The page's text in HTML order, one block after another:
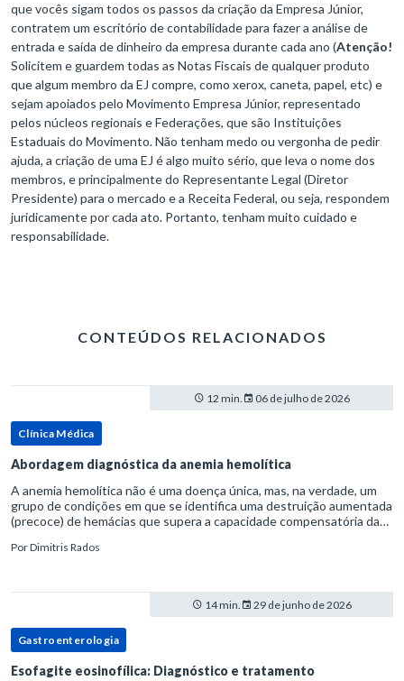
que vocês sigam todos os passos da criação da Empresa Júnior,
contratem um escritório de contabilidade para fazer a análise de
entrada e saída de dinheiro da empresa durante cada ano (Atenção!
Solicitem e guardem todas as Notas Fiscais de qualquer produto
que algum membro da EJ compre, como xerox, caneta, papel, etc) e
sejam apoiados pelo Movimento Empresa Júnior, representado
pelos núcleos regionais e Federações, que são Instituições
Estaduais do Movimento. Não tenham medo ou vergonha de pedir
ajuda, a criação de uma EJ é algo muito sério, que leva o nome dos
membros, e principalmente do Representante Legal (Diretor
Presidente) para o mercado e a Receita Federal, ou seja, respondem
juridicamente por cada ato. Portanto, tenham muito cuidado e
responsabilidade.
CONTEÚDOS RELACIONADOS
12 min. 06 de julho de 2026
Clínica Médica
Abordagem diagnóstica da anemia hemolítica
A anemia hemolítica não é uma doença única, mas, na verdade, um
grupo de condições em que se identifica uma destruição aumentada
(precoce) de hemácias que supera a capacidade compensatória da
PorDimitris Rados
14 min. 29 de junho de 2026
Gastroenterologia
Esofagite eosinofílica: Diagnóstico e tratamento